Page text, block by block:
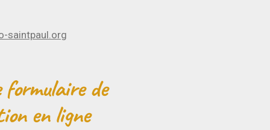
saintpaul.org
de
en ligne